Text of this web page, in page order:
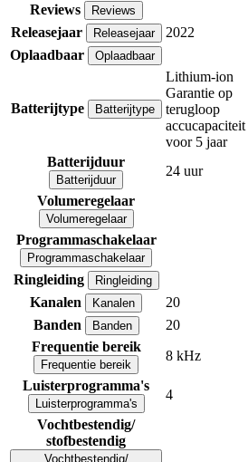
Reviews
Reviews
Releasejaar Releasejaar 2022
Oplaadbaar
Oplaadbaar
Batterijtype Batterijtype
Lithium-ion
Garantie op
terugloop
accucapaciteit
voor 5 jaar
Batterijduur
Batterijduur
24 uur
Volumeregelaar
Volumeregelaar
Programmaschakelaar
Programmaschakelaar
Ringleiding Ringleiding
Kanalen Kanalen 20
Banden
Banden 20
Frequentie bereik
Frequentie bereik
8 kHz
Luisterprogramma's
Luisterprogramma's
4
Vochtbestendig/
stofbestendig
Vochtbestendig/